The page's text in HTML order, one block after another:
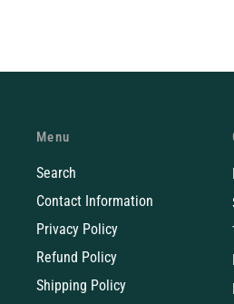
Menu
Search
Contact Information
Privacy Policy
Refund Policy
Shipping Policy